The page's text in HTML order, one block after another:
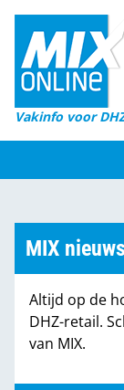
Vakinfo voor
Home
Magazines
DHZ Sessie
Marktcijfers
Partners
MIX
Altijd op de
DHZ-retail.
van MIX.